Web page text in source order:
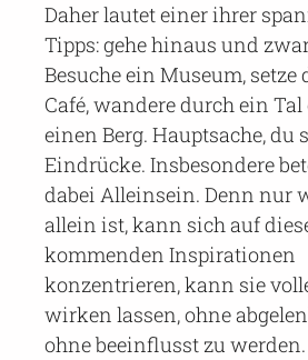
Daher lautet einer ihrer
Tipps: gehe hinaus und
Besuche ein Museum,
Café, wandere durch ein Tal
einen Berg. Hauptsache, du
Eindrücke. Insbesondere
dabei Alleinsein. Denn nur
allein ist, kann sich auf
kommenden Inspirationen
konzentrieren, kann sie
wirken lassen, ohne
ohne beeinflusst zu